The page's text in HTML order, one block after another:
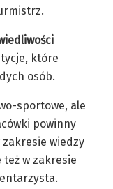
które
osób.
sportowe, ale
powinny
wiedzy
w zakresie